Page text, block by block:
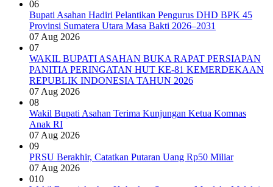
06
Bupati Asahan Hadiri Pelantikan Pengurus DHD BPK 45
Provinsi Sumatera Utara Masa Bakti 2026–2031
07 Aug 2026
07
WAKIL BUPATI ASAHAN BUKA RAPAT PERSIAPAN
PANITIA PERINGATAN HUT KE-81 KEMERDEKAAN
REPUBLIK INDONESIA TAHUN 2026
07 Aug 2026
08
Wakil Bupati Asahan Terima Kunjungan Ketua Komnas
Anak RI
07 Aug 2026
09
PRSU Berakhir, Catatkan Putaran Uang Rp50 Miliar
07 Aug 2026
010